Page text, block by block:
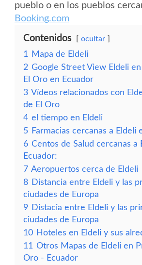
pueblo o en los pueblos
Booking.com
Contenidos ocultar
1
Mapa de Eldeli
2 Google Street View Eldeli
El Oro en Ecuador
3 Vídeos relacionados con
de El Oro
4 el tiempo en Eldeli
5 Farmacias cercanas a Eldeli
6 Centos de Salud cercanas a
Ecuador:
7 Aeropuertos cerca de Eldeli
8 Distancia entre Eldeli y las
ciudades de Europa
9 Distacia entre Eldeli y las
ciudades de Europa
10 Hoteles en Eldeli y sus
11 Otros Mapas de Eldeli en
Oro - Ecuador